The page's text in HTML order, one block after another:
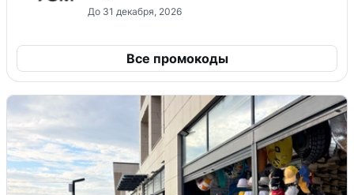
До 31 декабря, 2026
Все промокоды